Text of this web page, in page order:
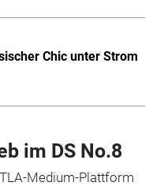
Chic unter Strom
im DS No.8
Medium-Plattform